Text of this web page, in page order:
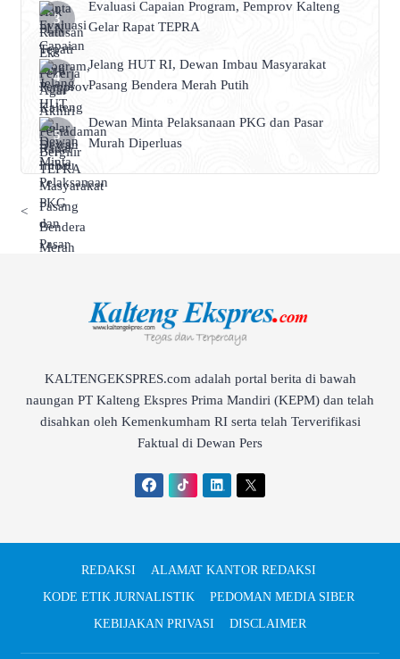
Evaluasi Capaian Program, Pemprov Kalteng
Gelar Rapat TEPRA
Jelang HUT RI, Dewan Imbau Masyarakat
Pasang Bendera Merah Putih
Dewan Minta Pelaksanaan PKG dan Pasar
Murah Diperluas
<
KALTENGEKSPRES.com adalah portal berita di bawah
naungan PT Kalteng Ekspres Prima Mandiri (KEPM) dan telah
disahkan oleh Kemenkumham RI serta telah Terverifikasi
Faktual di Dewan Pers
REDAKSI
ALAMAT KANTOR REDAKSI
KODE ETIK JURNALISTIK
PEDOMAN MEDIA SIBER
KEBIJAKAN PRIVASI
DISCLAIMER